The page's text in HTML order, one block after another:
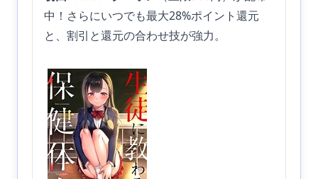
中！さらにいつでも最大28%ポイント還元
と、割引と還元の合わせ技が強力。